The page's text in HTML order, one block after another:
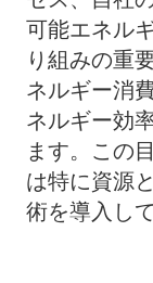
可能エネル
り組みの重
ネルギー消
ネルギー効
ます。この
は特に資源
術を導入し